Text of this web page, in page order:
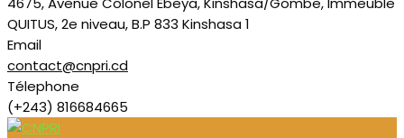
QUITUS, 2e niveau, B.P 833 Kinshasa 1
Email
contact@cnpri.cd
Télephone
(+243) 816684665